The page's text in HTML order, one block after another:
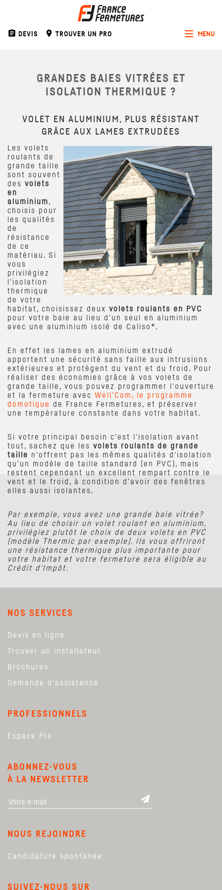
Toggle
MENU
assignment DEVIS room TROUVER UN PRO
GRANDES BAIES VITRÉES ET
ISOLATION THERMIQUE ?
VOLET EN ALUMINIUM, PLUS RÉSISTANT
GRÂCE AUX LAMES EXTRUDÉES
Les volets
roulants de
grande taille
sont souvent
des volets
en
aluminium,
choisis pour
les qualités
de
résistance
de ce
matériau. Si
vous
privilégiez
l'isolation
thermique
de votre
habitat, choisissez deux volets roulants en PVC
pour votre baie au lieu d'un seul en aluminium
avec une aluminium isolé de Caliso®.
En effet les lames en aluminium extrudé
apportent une sécurité sans faille aux intrusions
extérieures et protègent du vent et du froid. Pour
réaliser des économies grâce à vos volets de
grande taille, vous pouvez programmer l'ouverture
et la fermeture avec Well'Com, le programme
domotique de France Fermetures, et préserver
une température constante dans votre habitat.
Si votre principal besoin c'est l'isolation avant
tout, sachez que les volets roulants de grande
taille n'offrent pas les mêmes qualités d'isolation
qu'un modèle de taille standard (en PVC), mais
restent cependant un excellent rempart contre le
vent et le froid, à condition d'avoir des fenêtres
elles aussi isolantes.
Par exemple, vous avez une grande baie vitrée?
Au lieu de choisir un volet roulant en aluminium,
privilégiez plutôt le choix de deux volets en PVC
(modèle Thermic par exemple). Ils vous offriront
une résistance thermique plus importante pour
votre habitat et votre fermeture sera éligible au
Crédit d'Impôt.
NOS SERVICES
Devis en ligne
Trouver un installateur
Brochures
Demande d'assistance
PROFESSIONNELS
Espace Pro
ABONNEZ-VOUS
À LA NEWSLETTER
NOUS REJOINDRE
Candidature spontanée
SUIVEZ-NOUS SUR